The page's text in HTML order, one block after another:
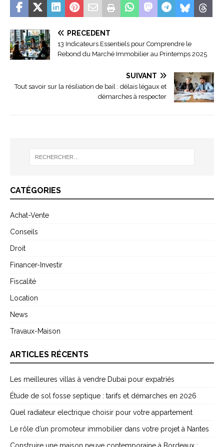
PRÉCÉDENT
13 Indicateurs Essentiels pour Comprendre le
Rebond du Marché Immobilier au Printemps 2025
SUIVANT
Tout savoir sur la résiliation de bail : délais légaux et
démarches à respecter
CATÉGORIES
Achat-Vente
Conseils
Droit
Financer-Investir
Fiscalité
Location
News
Travaux-Maison
ARTICLES RÉCENTS
Les meilleures villas à vendre Dubai pour expatriés
Étude de sol fosse septique : tarifs et démarches en 2026
Quel radiateur electrique choisir pour votre appartement
Le rôle d’un promoteur immobilier dans votre projet à Nantes